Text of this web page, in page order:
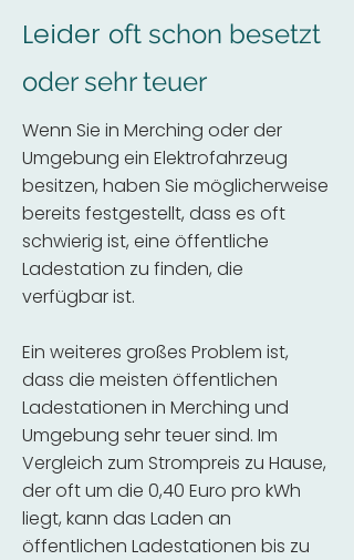
Leider oft schon besetzt
oder sehr teuer
Wenn Sie in Merching oder der
Umgebung ein Elektrofahrzeug
besitzen, haben Sie möglicherweise
bereits festgestellt, dass es oft
schwierig ist, eine öffentliche
Ladestation zu finden, die
verfügbar ist.
Ein weiteres großes Problem ist,
dass die meisten öffentlichen
Ladestationen in Merching und
Umgebung sehr teuer sind. Im
Vergleich zum Strompreis zu Hause,
der oft um die 0,40 Euro pro kWh
liegt, kann das Laden an
öffentlichen Ladestationen bis zu